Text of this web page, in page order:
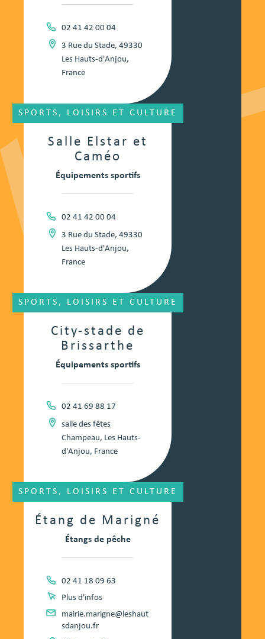
02 41 42 00 04
3 Rue du Stade, 49330
Les Hauts-d'Anjou,
France
Salle Elstar et
Caméo
SPORTS, LOISIRS ET CULTURE
Équipements sportifs
02 41 42 00 04
3 Rue du Stade, 49330
Les Hauts-d'Anjou,
France
City-stade de
Brissarthe
SPORTS, LOISIRS ET CULTURE
Équipements sportifs
02 41 69 88 17
salle des fêtes
Champeau, Les Hauts-
d'Anjou, France
Étang de Marigné
SPORTS, LOISIRS ET CULTURE
Étangs de pêche
02 41 18 09 63
Plus d'infos
mairie.marigne@leshaut
sdanjou.fr